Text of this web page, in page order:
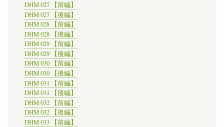
DHM 027 【前編】
DHM 027 【後編】
DHM 028 【前編】
DHM 028 【後編】
DHM 029 【前編】
DHM 029 【後編】
DHM 030 【前編】
DHM 030 【後編】
DHM 031 【前編】
DHM 031 【後編】
DHM 032 【前編】
DHM 032 【後編】
DHM 033 【前編】